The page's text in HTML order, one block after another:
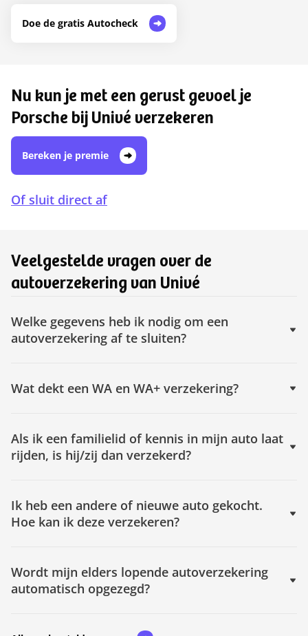
Doe de gratis Autocheck
Nu kun je met een gerust gevoel je
Porsche bij Univé verzekeren
Bereken je premie
Of sluit direct af
Veelgestelde vragen over de
autoverzekering van Univé
Welke gegevens heb ik nodig om een
autoverzekering af te sluiten?
Wat dekt een WA en WA+ verzekering?
Als ik een familielid of kennis in mijn auto laat
rijden, is hij/zij dan verzekerd?
Ik heb een andere of nieuwe auto gekocht.
Hoe kan ik deze verzekeren?
Wordt mijn elders lopende autoverzekering
automatisch opgezegd?